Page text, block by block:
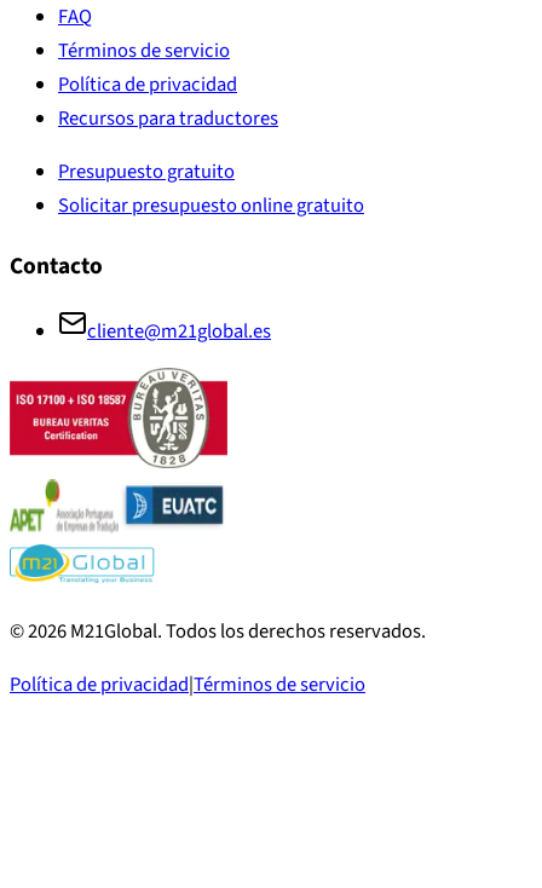
FAQ
Términos de servicio
Política de privacidad
Recursos para traductores
Presupuesto gratuito
Solicitar presupuesto online gratuito
Contacto
cliente@m21global.es
©2026M21Global.Todos los derechos reservados.
Política de privacidad|Términos de servicio